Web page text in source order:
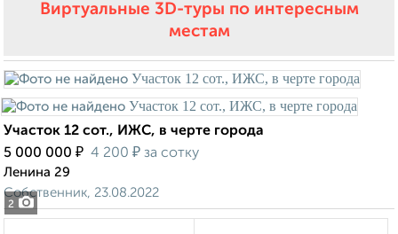
Виртуальные 3D-туры по интересным
местам
2
Участок 12 сот., ИЖС, в черте города
5 000 000 ₽ 4 200 ₽ за сотку
Ленина 29
Собственник, 23.08.2022